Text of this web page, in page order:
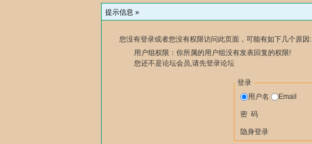
提示信息 »
您没有登录或者您没有权限访问此页面，可能有如下几个原因:
用户组权限：你所属的用户组没有发表回复的权限!
您还不是论坛会员,请先登录论坛
登录
用户名
Email
密 码
隐身登录